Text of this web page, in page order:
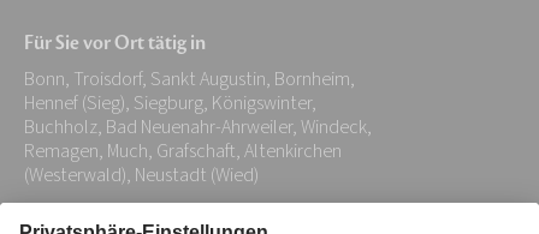
Adresse:
*
Für Sie vor Ort tätig in
Bonn, Troisdorf, Sankt Augustin, Bornheim,
Hennef (Sieg), Siegburg, Königswinter,
Buchholz, Bad Neuenahr-Ahrweiler, Windeck,
Remagen, Much, Grafschaft, Altenkirchen
(Westerwald), Neustadt (Wied)